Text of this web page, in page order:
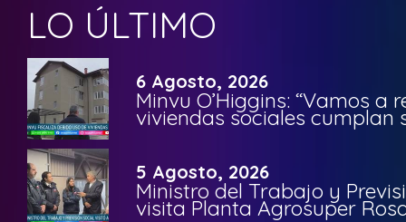
LO ÚLTIMO
6 Agosto, 2026
Minvu O’Higgins: “Vamos a
viviendas sociales cumplan
5 Agosto, 2026
Ministro del Trabajo y
visita Planta Agrosuper